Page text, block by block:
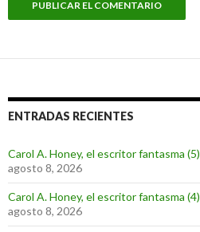
ENTRADAS RECIENTES
Carol A. Honey, el escritor fantasma (5)
agosto 8, 2026
Carol A. Honey, el escritor fantasma (4)
agosto 8, 2026